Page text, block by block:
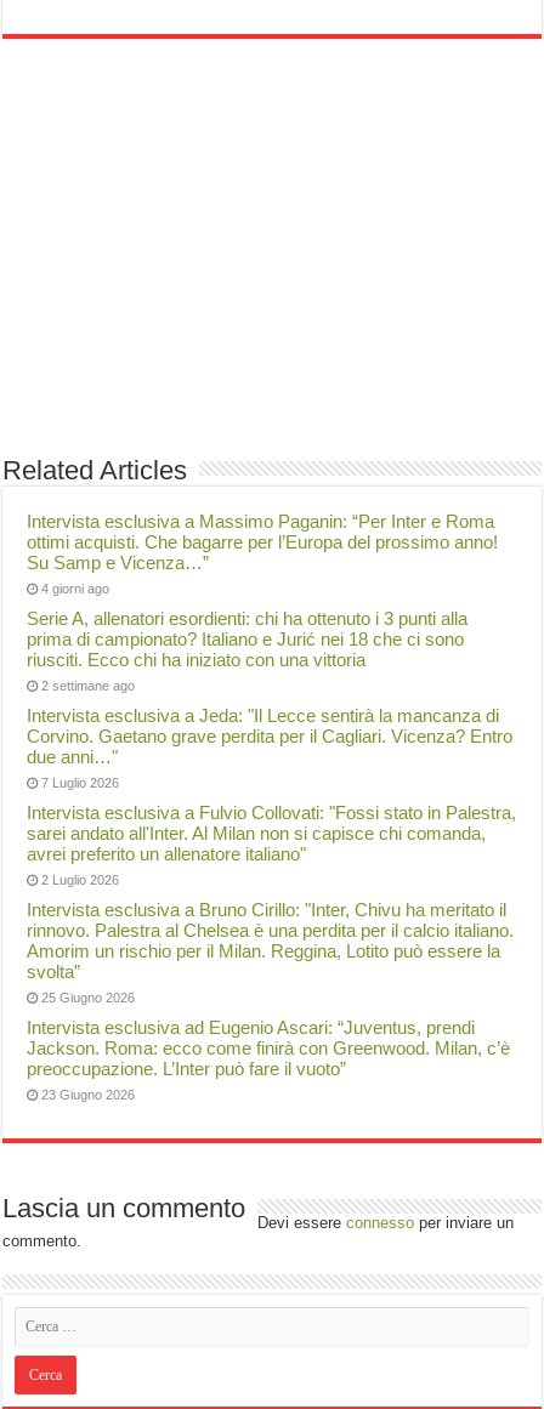
Related Articles
Intervista esclusiva a Massimo Paganin: “Per Inter e Roma
ottimi acquisti. Che bagarre per l’Europa del prossimo anno!
Su Samp e Vicenza…”
4 giorni ago
Serie A, allenatori esordienti: chi ha ottenuto i 3 punti alla
prima di campionato? Italiano e Jurić nei 18 che ci sono
riusciti. Ecco chi ha iniziato con una vittoria
2 settimane ago
Intervista esclusiva a Jeda: "Il Lecce sentirà la mancanza di
Corvino. Gaetano grave perdita per il Cagliari. Vicenza? Entro
due anni…"
7 Luglio 2026
Intervista esclusiva a Fulvio Collovati: "Fossi stato in Palestra,
sarei andato all'Inter. Al Milan non si capisce chi comanda,
avrei preferito un allenatore italiano"
2 Luglio 2026
Intervista esclusiva a Bruno Cirillo: "Inter, Chivu ha meritato il
rinnovo. Palestra al Chelsea è una perdita per il calcio italiano.
Amorim un rischio per il Milan. Reggina, Lotito può essere la
svolta”
25 Giugno 2026
Intervista esclusiva ad Eugenio Ascari: “Juventus, prendi
Jackson. Roma: ecco come finirà con Greenwood. Milan, c’è
preoccupazione. L’Inter può fare il vuoto”
23 Giugno 2026
Lascia un commento Devi essereconnesso per inviare un
commento.